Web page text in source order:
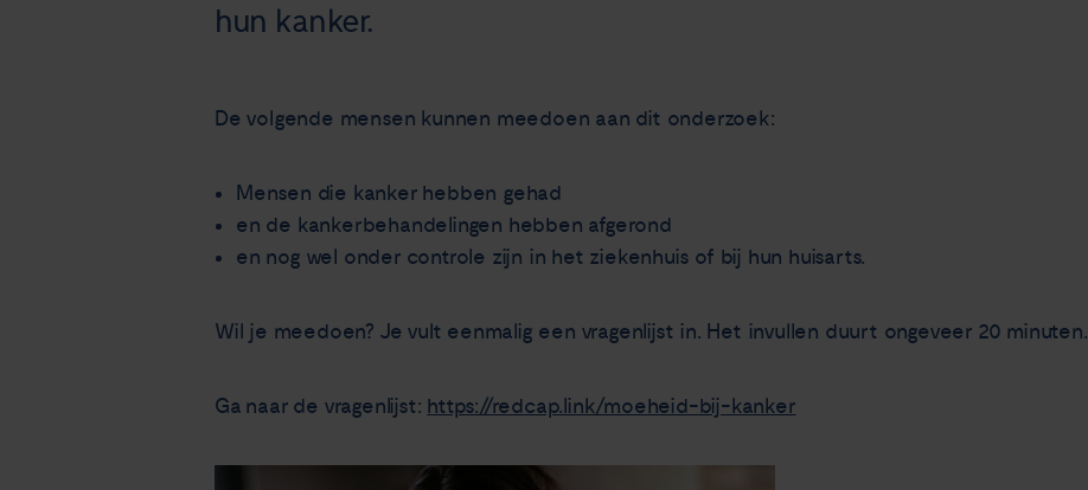
hun kanker.
De volgende mensen kunnen meedoen aan dit onderzoek:
Mensen die kanker hebben gehad
en de kankerbehandelingen hebben afgerond
en nog wel onder controle zijn in het ziekenhuis of bij hun huisarts.
Wil je meedoen? Je vult eenmalig een vragenlijst in. Het invullen duurt ongeveer 20 minuten.
Ga naar de vragenlijst: https://redcap.link/moeheid-bij-kanker